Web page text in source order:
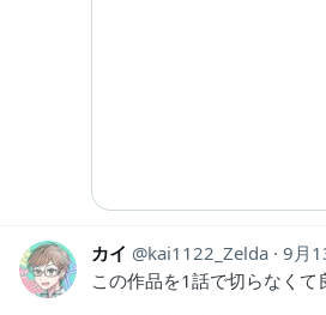
カイ kai1122_Zelda 9月
この作品を1話で切らなくて